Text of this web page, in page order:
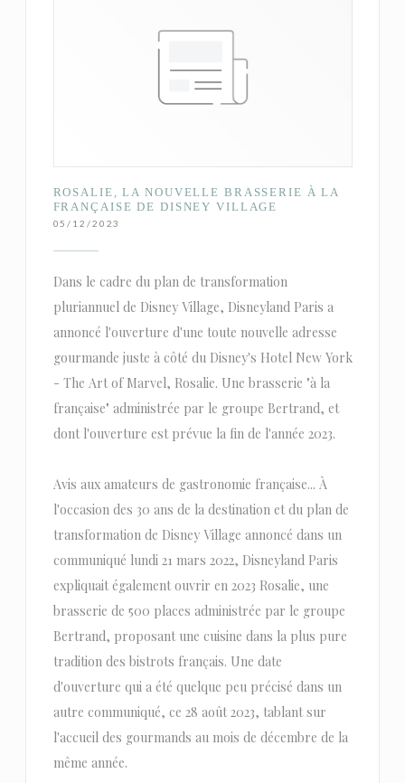
ROSALIE, LA NOUVELLE BRASSERIE À LA
FRANÇAISE DE DISNEY VILLAGE
05/12/2023
Dans le cadre du plan de transformation
pluriannuel de Disney Village, Disneyland Paris a
annoncé l'ouverture d'une toute nouvelle adresse
gourmande juste à côté du Disney's Hotel New York
- The Art of Marvel, Rosalie. Une brasserie "à la
française" administrée par le groupe Bertrand, et
dont l'ouverture est prévue la fin de l'année 2023.
Avis aux amateurs de gastronomie française... À
l'occasion des 30 ans de la destination et du plan de
transformation de Disney Village annoncé dans un
communiqué lundi 21 mars 2022, Disneyland Paris
expliquait également ouvrir en 2023 Rosalie, une
brasserie de 500 places administrée par le groupe
Bertrand, proposant une cuisine dans la plus pure
tradition des bistrots français. Une date
d'ouverture qui a été quelque peu précisé dans un
autre communiqué, ce 28 août 2023, tablant sur
l'accueil des gourmands au mois de décembre de la
même année.